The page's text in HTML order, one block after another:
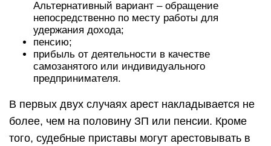
Альтернативный вариант – обращение
непосредственно по месту работы для
удержания дохода;
пенсию;
прибыль от деятельности в качестве
самозанятого или индивидуального
предпринимателя.
В первых двух случаях арест накладывается не
более, чем на половину ЗП или пенсии. Кроме
того, судебные приставы могут арестовывать в